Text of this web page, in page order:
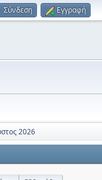
Σύνδεση Εγγραφή
2026